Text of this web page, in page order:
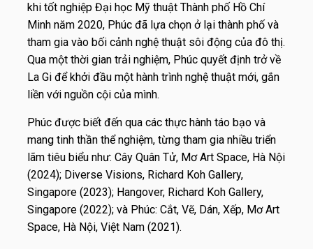
khi tốt nghiệp Đại học Mỹ thuật Thành phố Hồ Chí
Minh năm 2020, Phúc đã lựa chọn ở lại thành phố và
tham gia vào bối cảnh nghệ thuật sôi động của đô thị.
Qua một thời gian trải nghiệm, Phúc quyết định trở về
La Gi để khởi đầu một hành trình nghệ thuật mới, gắn
liền với nguồn cội của mình.
Phúc được biết đến qua các thực hành táo bạo và
mang tinh thần thể nghiệm, từng tham gia nhiều triển
lãm tiêu biểu như: Cây Quân Tử, Mơ Art Space, Hà Nội
(2024); Diverse Visions, Richard Koh Gallery,
Singapore (2023); Hangover, Richard Koh Gallery,
Singapore (2022); và Phúc: Cắt, Vẽ, Dán, Xếp, Mơ Art
Space, Hà Nội, Việt Nam (2021).